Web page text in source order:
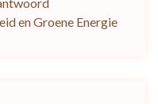
en Groene Energie